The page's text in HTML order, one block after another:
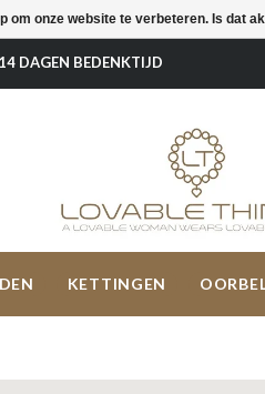
DAGEN BEDENKTIJD
KETTINGEN
om onze website te verbeteren. Is dat